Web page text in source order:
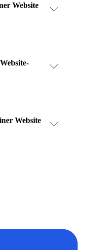
Website
Website